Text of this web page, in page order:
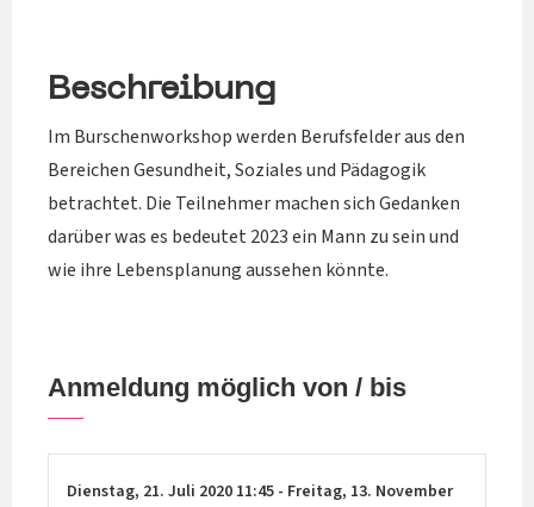
Beschreibung
Im Burschenworkshop werden Berufsfelder aus den
Bereichen Gesundheit, Soziales und Pädagogik
betrachtet. Die Teilnehmer machen sich Gedanken
darüber was es bedeutet 2023 ein Mann zu sein und
wie ihre Lebensplanung aussehen könnte.
Anmeldung möglich von / bis
Dienstag, 21. Juli 2020 11:45 - Freitag, 13. November